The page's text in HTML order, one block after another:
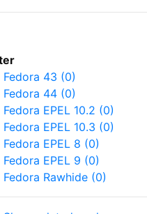
Fedora 43 (0)
Fedora 44 (0)
Fedora EPEL 10.2 (0)
Fedora EPEL 10.3 (0)
Fedora EPEL 8 (0)
Fedora EPEL 9 (0)
Fedora Rawhide (0)